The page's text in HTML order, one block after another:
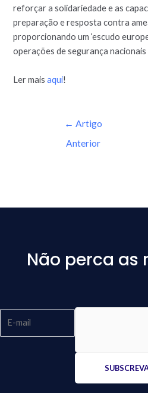
reforçar a solidariedade e as
preparação e resposta contra
proporcionando um ‘escudo
operações de segurança
Ler maisaqui!
← Artigo
Anterior
Não perca as